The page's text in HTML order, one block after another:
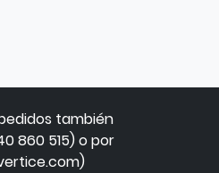
también
860 515) o por